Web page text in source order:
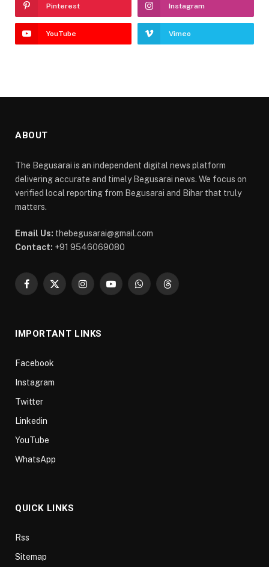
Pinterest Instagram
YouTube Vimeo
ABOUT
The Begusarai is an independent digital news platform
delivering accurate and timely Begusarai news. We focus on
verified local reporting from Begusarai and Bihar that truly
matters.
Email Us: thebegusarai@gmail.com
Contact: +91 9546069080
Facebook
X
InstagramYouTubeWhatsAppThreads
IMPORTANT LINKS
Facebook
Instagram
Twitter
Linkedin
YouTube
WhatsApp
QUICK LINKS
Rss
Sitemap